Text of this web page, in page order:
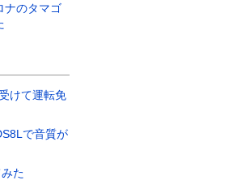
ナのタマゴ
けて運転免
で音質が
た